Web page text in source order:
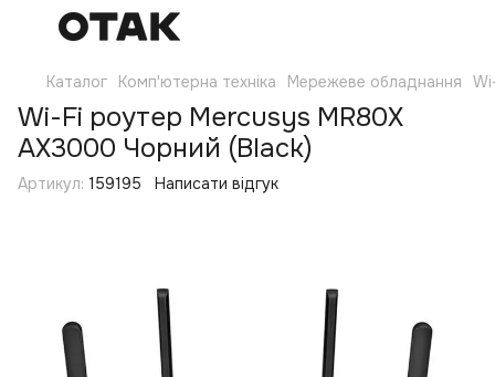
Каталог Комп'ютерна техніка Мережеве обладнання
Wi-Fi роутер Mercusys MR80X
AX3000 Чорний (Black)
Артикул: 159195 Написати відгук